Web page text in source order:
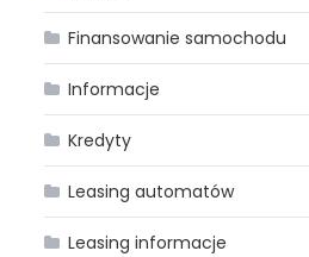
Finansowanie samochodu
Informacje
Kredyty
Leasing automatów
Leasing informacje